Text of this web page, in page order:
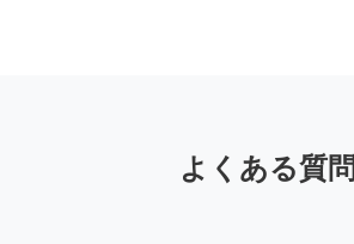
よくある質問